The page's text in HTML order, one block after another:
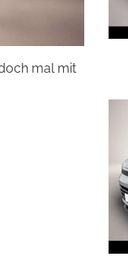
mal mit